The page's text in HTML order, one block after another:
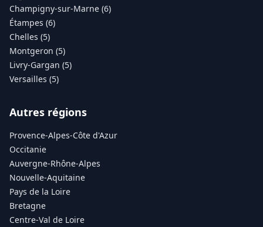
Champigny-sur-Marne (6)
Étampes (6)
Chelles (5)
Montgeron (5)
Livry-Gargan (5)
Versailles (5)
Autres régions
Provence-Alpes-Côte d'Azur
Occitanie
Auvergne-Rhône-Alpes
Nouvelle-Aquitaine
Pays de la Loire
Bretagne
Centre-Val de Loire